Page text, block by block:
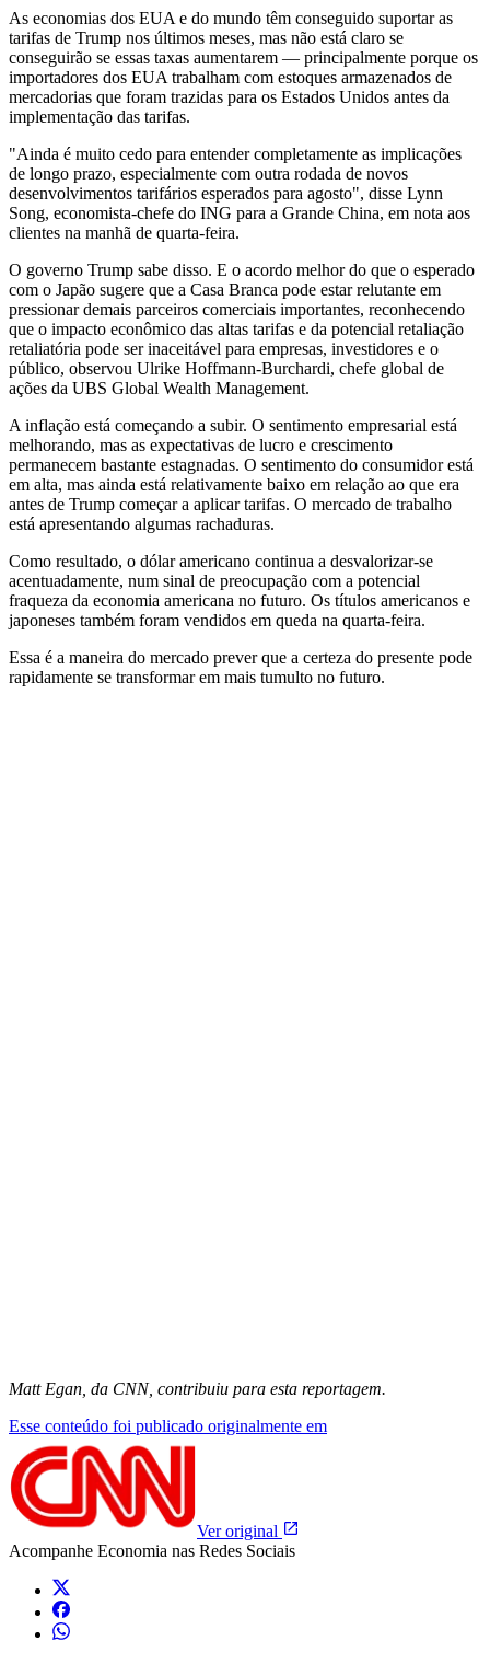
As economias dos EUA e do mundo têm conseguido suportar as
tarifas de Trump nos últimos meses, mas não está claro se
conseguirão se essas taxas aumentarem — principalmente porque os
importadores dos EUA trabalham com estoques armazenados de
mercadorias que foram trazidas para os Estados Unidos antes da
implementação das tarifas.
"Ainda é muito cedo para entender completamente as implicações
de longo prazo, especialmente com outra rodada de novos
desenvolvimentos tarifários esperados para agosto", disse Lynn
Song, economista-chefe do ING para a Grande China, em nota aos
clientes na manhã de quarta-feira.
O governo Trump sabe disso. E o acordo melhor do que o esperado
com o Japão sugere que a Casa Branca pode estar relutante em
pressionar demais parceiros comerciais importantes, reconhecendo
que o impacto econômico das altas tarifas e da potencial retaliação
retaliatória pode ser inaceitável para empresas, investidores e o
público, observou Ulrike Hoffmann-Burchardi, chefe global de
ações da UBS Global Wealth Management.
A inflação está começando a subir. O sentimento empresarial está
melhorando, mas as expectativas de lucro e crescimento
permanecem bastante estagnadas. O sentimento do consumidor está
em alta, mas ainda está relativamente baixo em relação ao que era
antes de Trump começar a aplicar tarifas. O mercado de trabalho
está apresentando algumas rachaduras.
Como resultado, o dólar americano continua a desvalorizar-se
acentuadamente, num sinal de preocupação com a potencial
fraqueza da economia americana no futuro. Os títulos americanos e
japoneses também foram vendidos em queda na quarta-feira.
Essa é a maneira do mercado prever que a certeza do presente pode
rapidamente se transformar em mais tumulto no futuro.
Matt Egan, da CNN, contribuiu para esta reportagem.
Esse conteúdo foi publicado originalmente em
Ver original
Acompanhe Economia nas Redes Sociais